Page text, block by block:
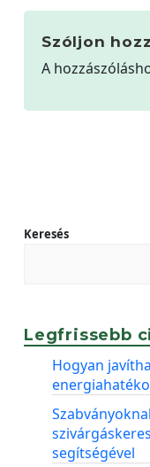
Szóljon
A
Keresés
Legfrissebb
Hogyan
segítségével